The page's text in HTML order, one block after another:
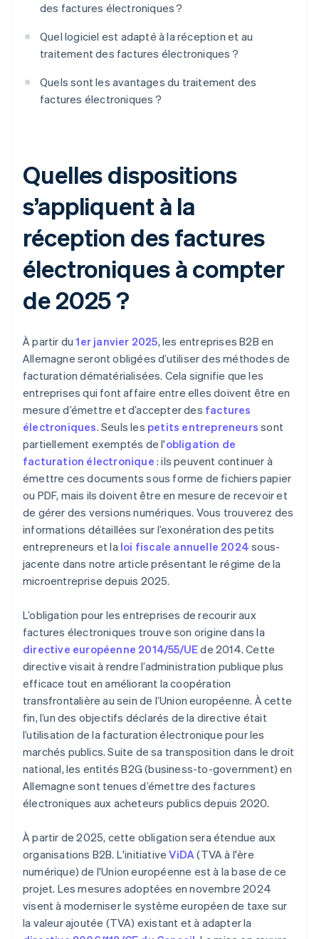
des factures électroniques ?
Quel logiciel est adapté à la réception et au
traitement des factures électroniques ?
Quels sont les avantages du traitement des
factures électroniques ?
Quelles dispositions
s’appliquent à la
réception des factures
électroniques à compter
de 2025 ?
À partir du1er janvier 2025, les entreprises B2B en
Allemagne seront obligées d’utiliser des méthodes de
facturation dématérialisées. Cela signifie que les
entreprises qui font affaire entre elles doivent être en
mesure d’émettre et d’accepter des factures
électroniques. Seuls les petits entrepreneurs sont
partiellement exemptés de l'obligation de
facturation électronique : ils peuvent continuer à
émettre ces documents sous forme de fichiers papier
ou PDF, mais ils doivent être en mesure de recevoir et
de gérer des versions numériques. Vous trouverez des
informations détaillées sur l’exonération des petits
entrepreneurs et la loi fiscale annuelle 2024 sous-
jacente dans notre article présentant le régime de la
microentreprise depuis 2025.
L’obligation pour les entreprises de recourir aux
factures électroniques trouve son origine dans la
directive européenne 2014/55/UEde 2014. Cette
directive visait à rendre l’administration publique plus
efficace tout en améliorant la coopération
transfrontalière au sein de l’Union européenne. À cette
fin, l’un des objectifs déclarés de la directive était
l’utilisation de la facturation électronique pour les
marchés publics. Suite de sa transposition dans le droit
national, les entités B2G (business-to-government) en
Allemagne sont tenues d’émettre des factures
électroniques aux acheteurs publics depuis 2020.
À partir de 2025, cette obligation sera étendue aux
organisations B2B. L'initiativeViDA(TVA à l'ère
numérique) de l'Union européenne est à la base de ce
projet. Les mesures adoptées en novembre 2024
visent à moderniser le système européen de taxe sur
la valeur ajoutée (TVA) existant et à adapter la